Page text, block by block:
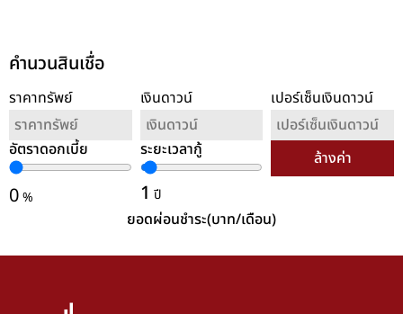
คำนวนสินเชื่อ
ราคาทรัพย์ เงินดาวน์ เปอร์เซ็นเงินดาวน์
อัตราดอกเบี้ย
0%
ระยะเวลากู้
1 ปี
ล้างค่า
ยอดผ่อนชำระ(บาท/เดือน)